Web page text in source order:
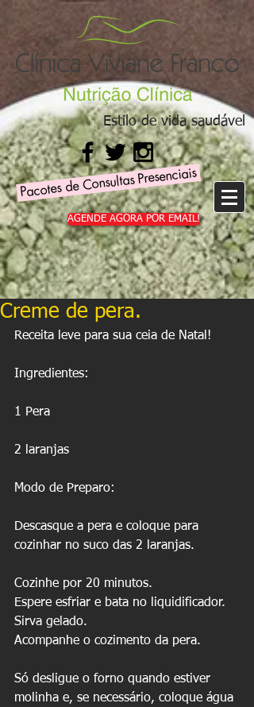
Estilo de vida saudável
Pacotes de Consultas Presenciais
AGENDE AGORA POR EMAIL!
Creme de pera.
Receita leve para sua ceia de Natal!
Ingredientes:
1 Pera
2 laranjas
Modo de Preparo:
Descasque a pera e coloque para
cozinhar no suco das 2 laranjas.
Cozinhe por 20 minutos.
Espere esfriar e bata no liquidificador.
Sirva gelado.
Acompanhe o cozimento da pera.
Só desligue o forno quando estiver
molinha e, se necessário, coloque água